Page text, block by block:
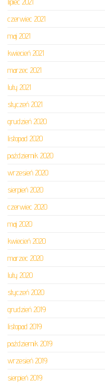
czerwiec 2021
maj 2021
kwiecień 2021
marzec 2021
luty 2021
styczeń 2021
grudzień 2020
listopad 2020
październik 2020
wrzesień 2020
sierpień 2020
czerwiec 2020
maj 2020
kwiecień 2020
marzec 2020
luty 2020
styczeń 2020
grudzień 2019
listopad 2019
październik 2019
wrzesień 2019
sierpień 2019